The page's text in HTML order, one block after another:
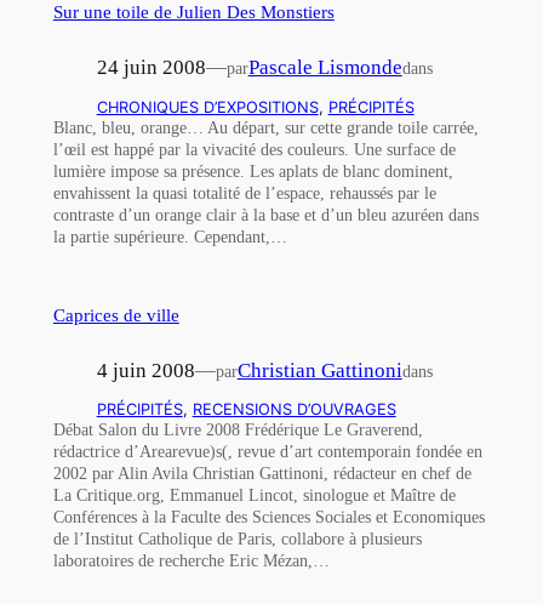
Sur une toile de Julien Des Monstiers
24 juin 2008—parPascale Lismondedans
CHRONIQUES D’EXPOSITIONS, PRÉCIPITÉS
Blanc, bleu, orange… Au départ, sur cette grande toile carrée,
l’œil est happé par la vivacité des couleurs. Une surface de
lumière impose sa présence. Les aplats de blanc dominent,
envahissent la quasi totalité de l’espace, rehaussés par le
contraste d’un orange clair à la base et d’un bleu azuréen dans
la partie supérieure. Cependant,…
Caprices de ville
4 juin 2008—parChristian Gattinonidans
PRÉCIPITÉS, RECENSIONS D’OUVRAGES
Débat Salon du Livre 2008 Frédérique Le Graverend,
rédactrice d’Arearevue)s(, revue d’art contemporain fondée en
2002 par Alin Avila Christian Gattinoni, rédacteur en chef de
La Critique.org, Emmanuel Lincot, sinologue et Maître de
Conférences à la Faculte des Sciences Sociales et Economiques
de l’Institut Catholique de Paris, collabore à plusieurs
laboratoires de recherche Eric Mézan,…